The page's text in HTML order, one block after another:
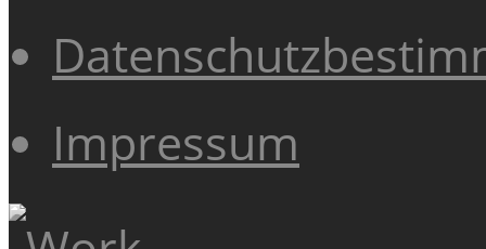
Impressum